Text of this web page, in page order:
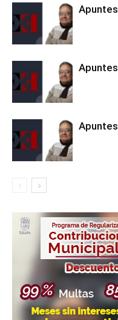
Apuntes
Apuntes
Apuntes